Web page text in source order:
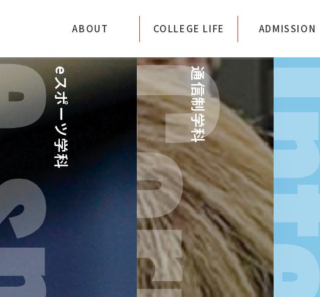
専門学校アートカレッジ神戸
ABOUT COLLEGE LIFE ADMISSION
eスポーツ学科 通信制学科